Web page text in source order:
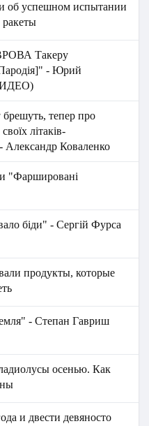
успешном испытании
ракеты
Такеру
- Юрий
брешуть, тепер про
літаків-
Александр Коваленко
"Фаршировані
біди" - Сергій Фурса
продукты, которые
- Степан Гавриш
осенью. Как
и двести девяносто